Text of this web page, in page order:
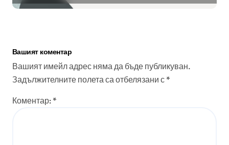
Вашият коментар
Вашият имейл адрес няма да бъде публикуван.
Задължителните полета са отбелязани с *
Коментар: *